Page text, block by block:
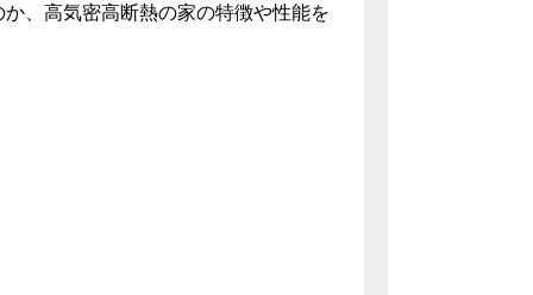
、高気密高断熱の家の特徴や性能を